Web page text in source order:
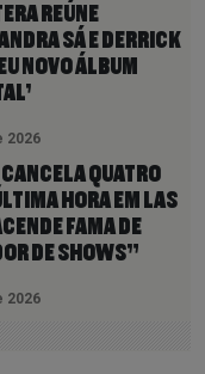
REÚNE
SÁ E DERRICK
NOVO ÁLBUM
2026
QUATRO
HORA EM LAS
FAMA DE
DE SHOWS”
2026